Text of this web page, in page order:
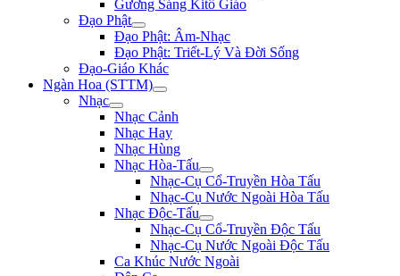
Gương Sáng Kitô Giáo
Đạo Phật
Đạo Phật: Âm-Nhạc
Đạo Phật: Triết-Lý Và Đời Sống
Đạo-Giáo Khác
Ngàn Hoa (STTM)
Nhạc
Nhạc Cảnh
Nhạc Hay
Nhạc Hùng
Nhạc Hòa-Tấu
Nhạc-Cụ Cổ-Truyền Hòa Tấu
Nhạc-Cụ Nước Ngoài Hòa Tấu
Nhạc Độc-Tấu
Nhạc-Cụ Cổ-Truyền Độc Tấu
Nhạc-Cụ Nước Ngoài Độc Tấu
Ca Khúc Nước Ngoài